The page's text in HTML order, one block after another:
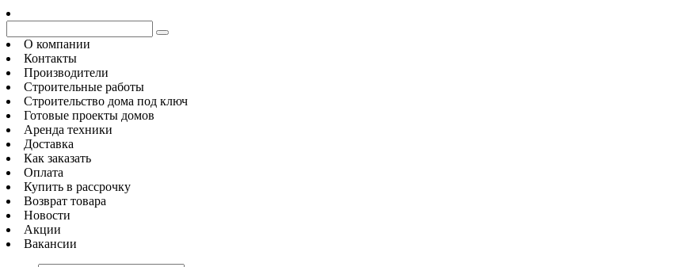
О компании
Контакты
Производители
Строительные работы
Строительство дома под ключ
Готовые проекты домов
Аренда техники
Доставка
Как заказать
Оплата
Купить в рассрочку
Возврат товара
Новости
Акции
Вакансии